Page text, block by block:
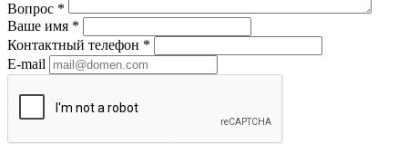
Вопрос *
Ваше имя *
Контактный телефон *
E-mail